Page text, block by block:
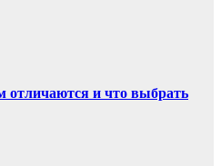
отличаются и что выбрать